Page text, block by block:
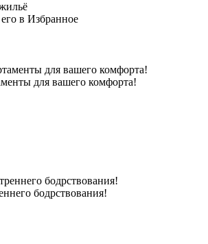
в Избранное
для вашего комфорта!
бодрствования!